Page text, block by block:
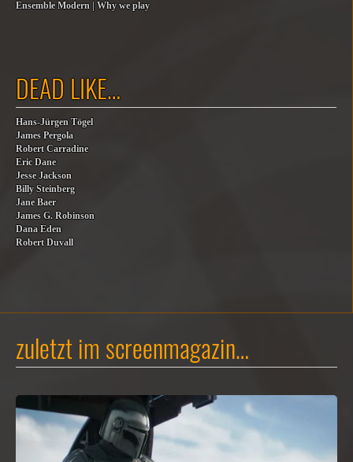
Ensemble Modern | Why we play
DEAD LIKE…
Hans-Jürgen Tögel
James Pergola
Robert Carradine
Eric Dane
Jesse Jackson
Billy Steinberg
Jane Baer
James G. Robinson
Dana Eden
Robert Duvall
zuletzt im screenmagazin…